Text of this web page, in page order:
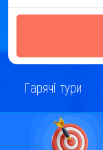
Гарячі тури